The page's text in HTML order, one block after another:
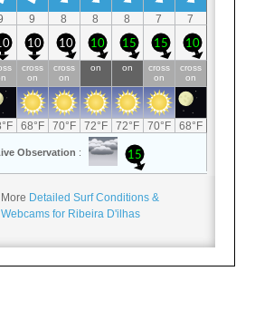
More Detailed Surf Conditions &
Webcams for Ribeira D'ilhas